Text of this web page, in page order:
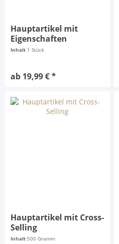
Hauptartikel mit
Eigenschaften
Inhalt 1 Stück
ab 19,99 € *
Hauptartikel mit Cross-
Selling
Inhalt 500 Gramm